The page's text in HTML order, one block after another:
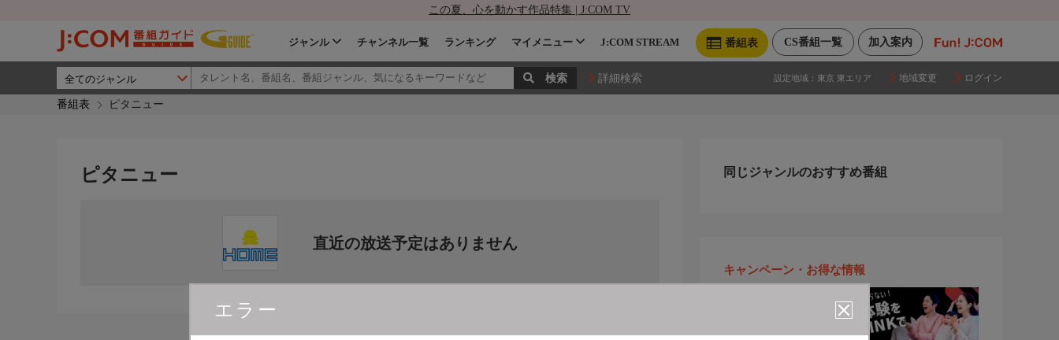
この夏、心を動かす作品特集 | J:COM TV
加入案内
CS番組一覧
番組表
ジャンル チャンネル一覧 ランキング マイメニュー J:COM STREAM
詳細検索 設定地域： 東京 東エリア 地域変更 ログイン
番組表 ピタニュー
エラー
ピタニュー
直近の放送予定はありません
同じジャンルのおすすめ番組
キャンペーン・お得な情報